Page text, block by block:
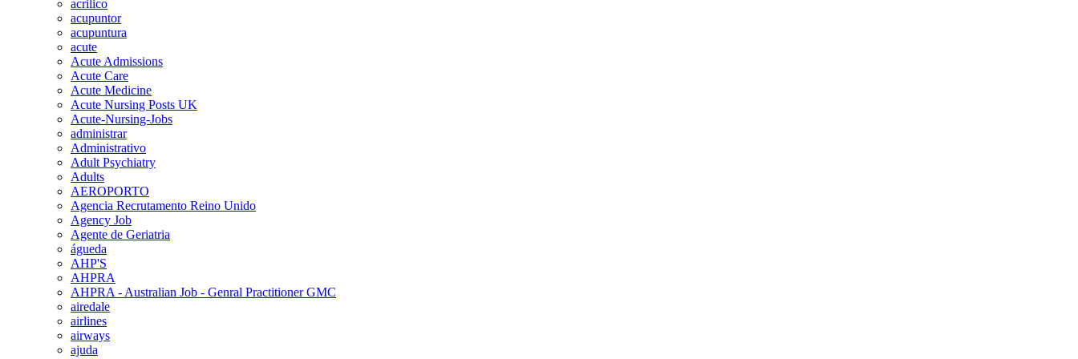
acrilico
acupuntor
acupuntura
acute
Acute Admissions
Acute Care
Acute Medicine
Acute Nursing Posts UK
Acute-Nursing-Jobs
administrar
Administrativo
Adult Psychiatry
Adults
AEROPORTO
Agencia Recrutamento Reino Unido
Agency Job
Agente de Geriatria
águeda
AHP'S
AHPRA
AHPRA - Australian Job - Genral Practitioner GMC
airedale
airlines
airways
ajuda